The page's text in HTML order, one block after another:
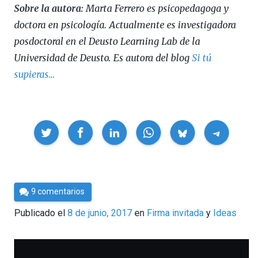
Sobre la autora:Marta Ferrero es psicopedagoga y
doctora en psicología. Actualmente es investigadora
posdoctoral en el Deusto Learning Lab de la
Universidad de Deusto. Es autora del blog Si tú
supieras…
Compartir
Por
César
Tomé
9 comentarios
Publicado el 8 de junio, 2017 en Firma invitada Ideas